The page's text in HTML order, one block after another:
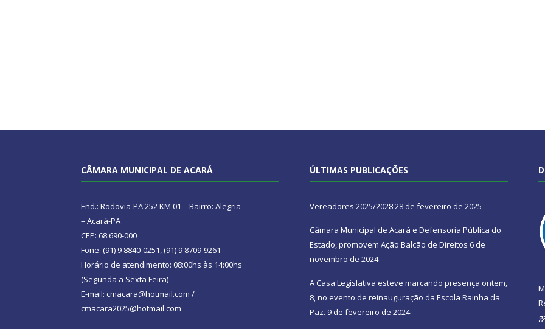
CÂMARA MUNICIPAL DE ACARÁ
End.: Rodovia-PA 252 KM 01 – Bairro: Alegria
– Acará-PA
CEP: 68.690-000
Fone: (91) 9 8840-0251, (91) 9 8709-9261
Horário de atendimento: 08:00hs às 14:00hs
(Segunda a Sexta Feira)
E-mail: cmacara@hotmail.com /
cmacara2025@hotmail.com
ÚLTIMAS PUBLICAÇÕES
Vereadores 2025/202828 de fevereiro de 2025
Câmara Municipal de Acará e Defensoria Pública do
Estado, promovem Ação Balcão de Direitos 6 de
novembro de 2024
A Casa Legislativa esteve marcando presença ontem,
8, no evento de reinauguração da Escola Rainha da
Paz. 9 de fevereiro de 2024